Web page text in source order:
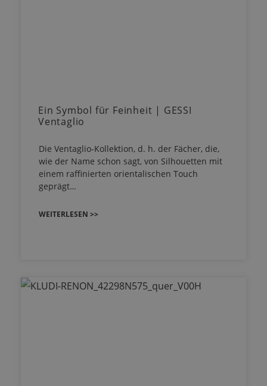
Ein Symbol für Feinheit | GESSI
Ventaglio
Die Ventaglio-Kollektion, d. h. der Fächer, die,
wie der Name schon sagt, von Silhouetten mit
einem raffinierten orientalischen Touch
geprägt…
WEITERLESEN >>